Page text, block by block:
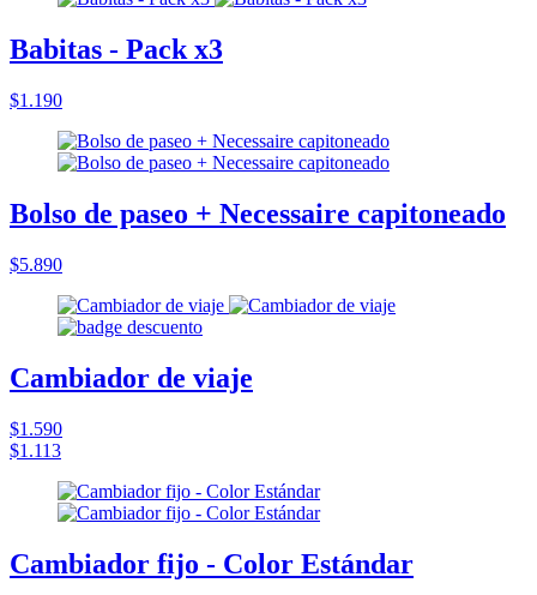
Babitas - Pack x3
$1.190
Bolso de paseo + Necessaire capitoneado
$5.890
Cambiador de viaje
$1.590
$1.113
Cambiador fijo - Color Estándar